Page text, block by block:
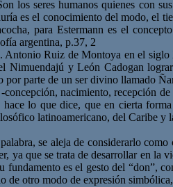
los seres humanos quienes con
es el conocimiento del modo, el
para Estermann es el
argentina, p.37, 2
Antonio Ruiz de Montoya en el
Nimuendajú y León Cadogan
parte de un ser divino llamado
nacimiento, recepción
lo que dice, que en cierta
latinoamericano, del Caribe y
se aleja de considerarlo
ya que se trata de desarrollar en
es el gesto del “don”,
otro modo de expresión